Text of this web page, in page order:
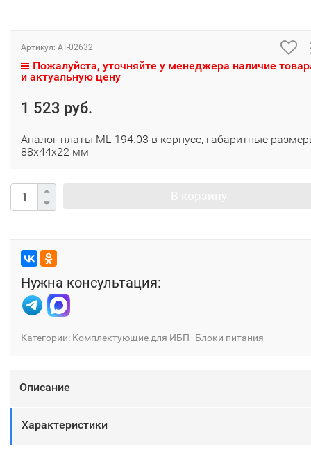
Артикул: AT-02632
Пожалуйста, уточняйте у менеджера наличие
и актуальную цену
1 523 руб.
Аналог платы ML-194.03 в корпусе, габаритные
88х44х22 мм
Нужна консультация:
Категории: Комплектующие для ИБП Блоки питания
Описание
Характеристики